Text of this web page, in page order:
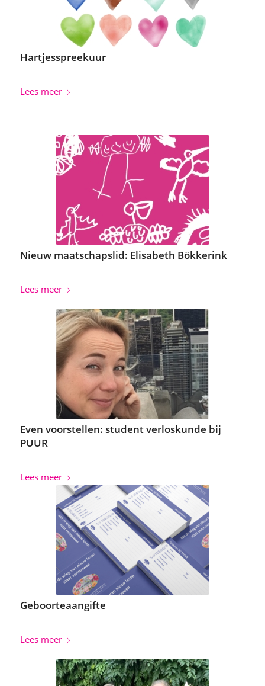
Hartjesspreekuur
Lees meer
Nieuw maatschapslid: Elisabeth Bökkerink
Lees meer
Even voorstellen: student verloskunde bij
PUUR
Lees meer
Geboorteaangifte
Lees meer